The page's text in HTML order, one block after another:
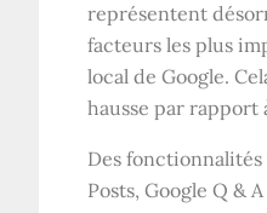
représentent
facteurs les plus
local de Google.
hausse par rapport
Des fonctionnalités
Posts, Google Q &